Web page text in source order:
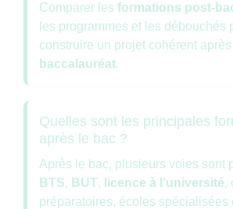
Comparer les formations post-
les programmes et les débouchés
construire un projet cohérent
baccalauréat.
Quelles sont les principales
après le bac ?
Après le bac, plusieurs voies sont
BTS, BUT, licence à l’université,
préparatoires, écoles spécialisées